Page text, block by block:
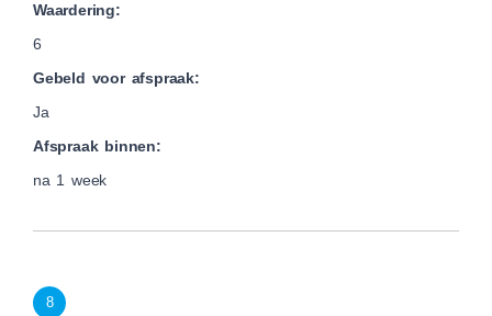
Waardering:
6
Gebeld voor afspraak:
Ja
Afspraak binnen:
na 1 week
8